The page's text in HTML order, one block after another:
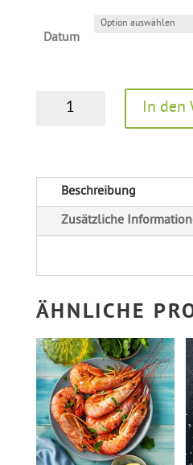
Datum
FREESTYLE
–
KOCHKURS
In den
t
e
i
v
e
:
Beschreibung
Zusätzliche
ÄHNLICHE